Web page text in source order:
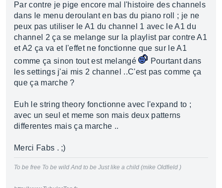
Par contre je pige encore mal l'histoire des channels
dans le menu deroulant en bas du piano roll ; je ne
peux pas utiliser le A1 du channel 1 avec le A1 du
channel 2 ça se melange sur la playlist par contre A1
et A2 ça va et l'effet ne fonctionne que sur le A1
comme ça sinon tout est melangé
Pourtant dans
les settings j'ai mis 2 channel ..C'est pas comme ça
que ça marche ?
Euh le string theory fonctionne avec l'expand to ;
avec un seul et meme son mais deux patterns
differentes mais ça marche ..
Merci Fabs . ;)
To be free To be wild And to be Just like a child (mike Oldfield )